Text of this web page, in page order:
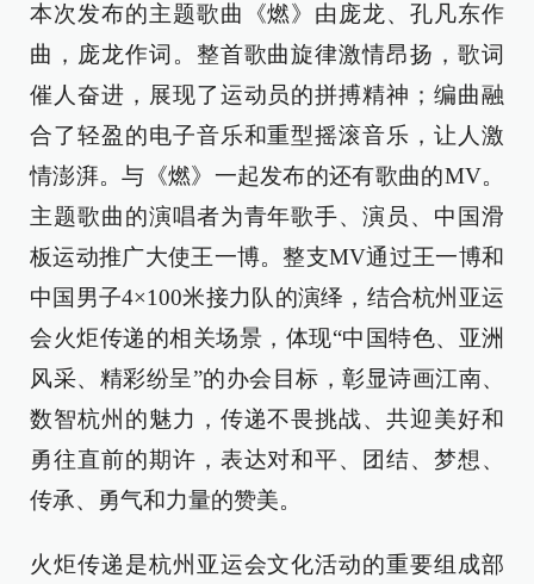
本次发布的主题歌曲《燃》由庞龙、孔凡东作
曲，庞龙作词。整首歌曲旋律激情昂扬，歌词
催人奋进，展现了运动员的拼搏精神；编曲融
合了轻盈的电子音乐和重型摇滚音乐，让人激
情澎湃。与《燃》一起发布的还有歌曲的MV。
主题歌曲的演唱者为青年歌手、演员、中国滑
板运动推广大使王一博。整支MV通过王一博和
中国男子4×100米接力队的演绎，结合杭州亚运
会火炬传递的相关场景，体现“中国特色、亚洲
风采、精彩纷呈”的办会目标，彰显诗画江南、
数智杭州的魅力，传递不畏挑战、共迎美好和
勇往直前的期许，表达对和平、团结、梦想、
传承、勇气和力量的赞美。
火炬传递是杭州亚运会文化活动的重要组成部